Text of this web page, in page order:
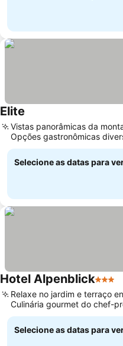
Elite
Vistas panorâmicas da
Opções gastronômicas
restaurantes
Selecione as datas para
Hotel Alpenblick3
Relaxe no jardim e terraço
Culinária gourmet do chef-
Selecione as datas para